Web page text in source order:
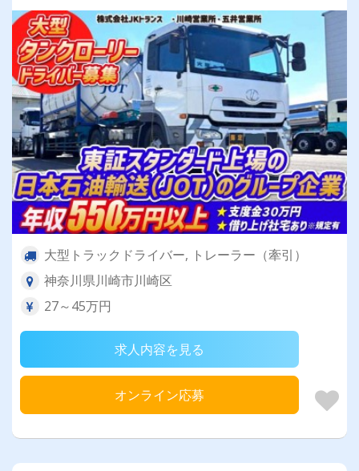
大型トラックドライバー, トレーラー（牽引）
神奈川県川崎市川崎区
27～45万円
求人内容を見る
オンライン応募